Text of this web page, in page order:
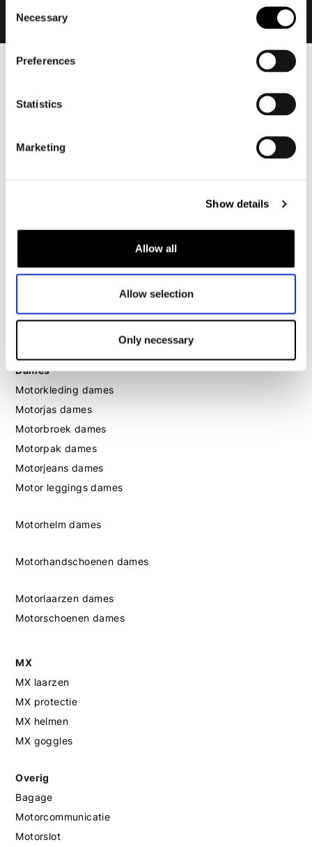
Selection
Necessary
Preferences
Statistics
Marketing
Show details
Allow all
Allow selection
Only necessary
Motorkleding heren
Motorpak heren
Motorhelm heren
Motorhandschoenen heren
Motorschoenen heren
Dames
Motorkleding dames
Motorjas dames
Motorbroek dames
Motorpak dames
Motorjeans dames
Motor leggings dames
Motorhelm dames
Motorhandschoenen dames
Motorlaarzen dames
Motorschoenen dames
MX
MX laarzen
MX protectie
MX helmen
MX goggles
Overig
Bagage
Motorcommunicatie
Motorslot